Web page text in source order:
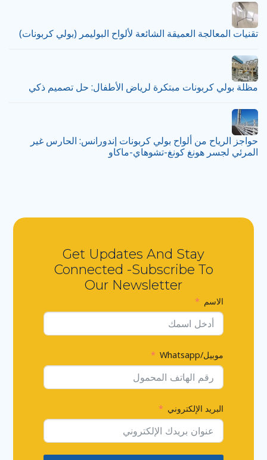
تقنيات المعالجة العميقة الشائعة لألواح البوليمر (بولي كربونات)
مظلة بولي كربونات مبتكرة لرياض الأطفال: حل تصميم ذكي
حواجز الرياح من ألواح بولي كربونات إندورانس: الحارس غير
المرئي لجسر هونغ كونغ-تشوهاي-ماكاو
Get Updates And Stay
Connected -Subscribe To
Our Newsletter
الاسم
موبيل/Whatsapp
البريد الإلكتروني